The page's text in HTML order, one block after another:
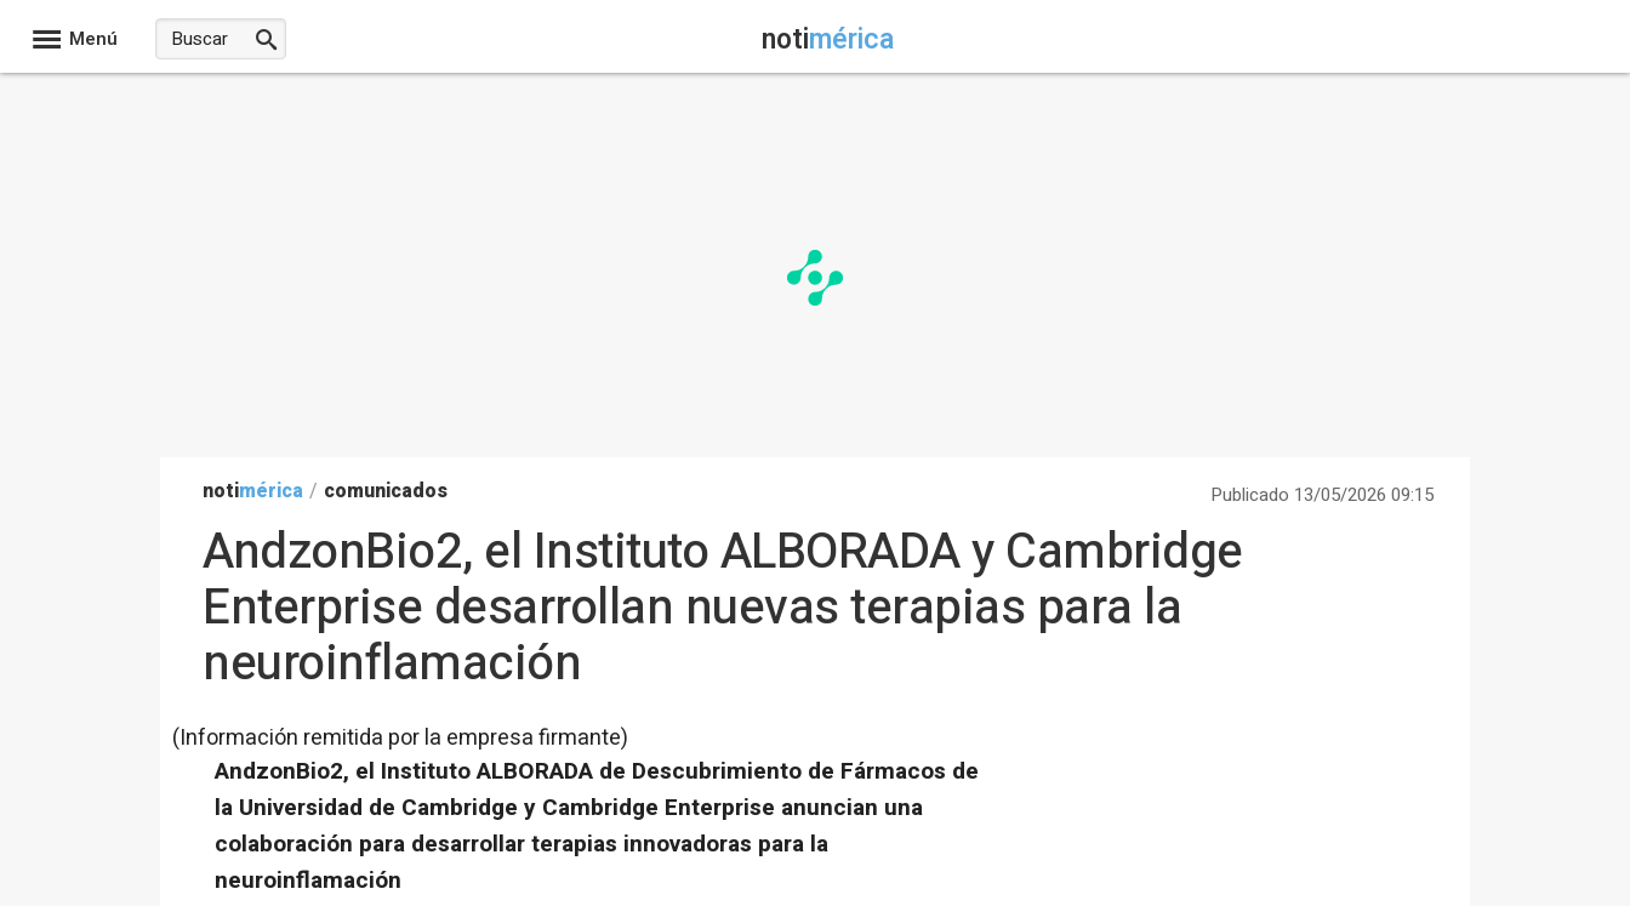
Menú notimérica
notimérica / comunicados Publicado 13/05/2026 09:15
AndzonBio2, el Instituto ALBORADA y Cambridge
Enterprise desarrollan nuevas terapias para la
neuroinflamación
(Información remitida por la empresa firmante)
AndzonBio2, el Instituto ALBORADA de Descubrimiento de Fármacos de
la Universidad de Cambridge y Cambridge Enterprise anuncian una
colaboración para desarrollar terapias innovadoras para la
neuroinflamación